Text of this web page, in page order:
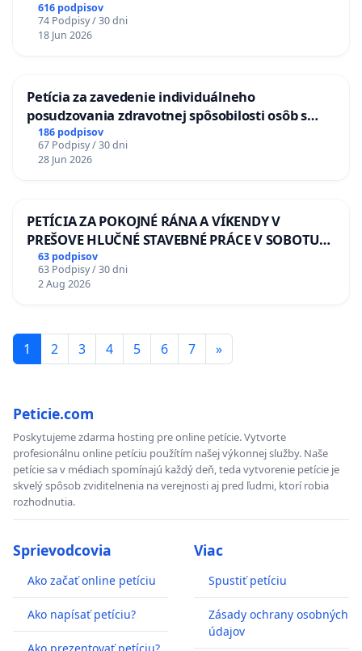
616 podpisov
74 Podpisy / 30 dni
18 Jun 2026
Petícia za zavedenie individuálneho
posudzovania zdravotnej spôsobilosti osôb s
diabetom 1. a 2. typu pri prijímaní do
Policajného zboru SR
186 podpisov
67 Podpisy / 30 dni
28 Jun 2026
PETÍCIA ZA POKOJNÉ RÁNA A VÍKENDY V
PREŠOVE HLUČNÉ STAVEBNÉ PRÁCE V SOBOTU
LEN OD 9.00 DO 13.00 HOD., CEZ PRACOVNÝ
TÝŽDEŇ CIEĽ 8.00 – 18.00 HOD. A PRAVIDELNÁ
KONTROLA STAVBY C-AREA NA
63 podpisov
63 Podpisy / 30 dni
2 Aug 2026
1 2 3 4 5 6 7 »
Peticie.com
Poskytujeme zdarma hosting pre online petície. Vytvorte
profesionálnu online petíciu použítím našej výkonnej služby. Naše
petície sa v médiach spomínajú každý deň, teda vytvorenie petície je
skvelý spôsob zviditelnenia na verejnosti aj pred ľudmi, ktorí robia
rozhodnutia.
Sprievodcovia
Ako začať online petíciu
Ako napísať petíciu?
Viac
Spustiť petíciu
Zásady ochrany osobných
údajov